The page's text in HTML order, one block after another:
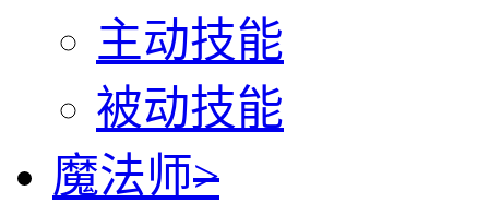
主动技能
被动技能
魔法师>